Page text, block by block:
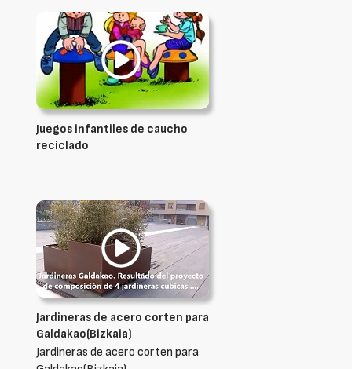
Juegos infantiles de caucho
reciclado
Jardineras de acero corten para
Galdakao(Bizkaia)
Jardineras de acero corten para